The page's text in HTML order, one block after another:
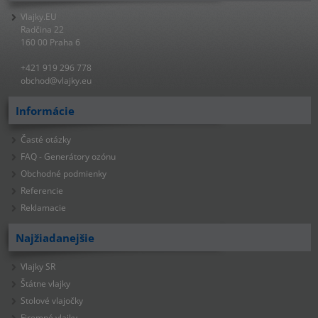
Vlajky.EU
Radčina 22
160 00 Praha 6
+421 919 296 778
obchod@vlajky.eu
Informácie
Časté otázky
FAQ - Generátory ozónu
Obchodné podmienky
Referencie
Reklamacie
Najžiadanejšie
Vlajky SR
Štátne vlajky
Stolové vlajočky